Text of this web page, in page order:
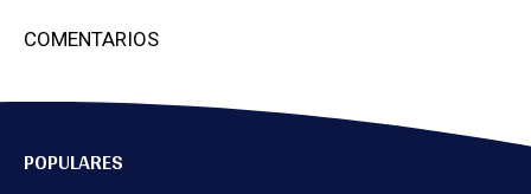
COMENTARIOS
POPULARES